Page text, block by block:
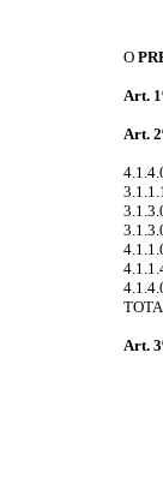
O
Art.
Art.
Art.